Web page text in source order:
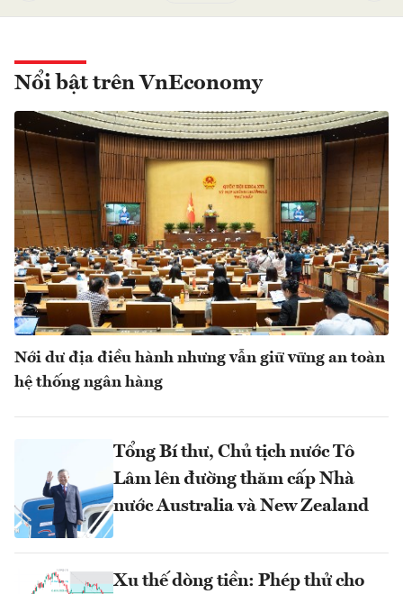
Nổi bật trên VnEconomy
Nới dư địa điều hành nhưng vẫn giữ vững an toàn
hệ thống ngân hàng
Tổng Bí thư, Chủ tịch nước Tô
Lâm lên đường thăm cấp Nhà
nước Australia và New Zealand
Xu thế dòng tiền: Phép thử cho